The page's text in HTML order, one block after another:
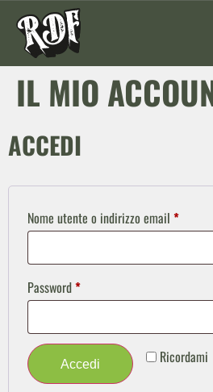
IL MIO
ACCEDI
Nome utente o indirizzo email *
Password*
Ricordami
Accedi